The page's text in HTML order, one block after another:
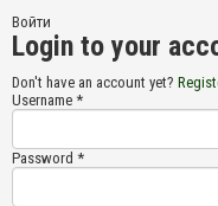
Войти
Login to your
Don't have an account yet?
Username *
Password *